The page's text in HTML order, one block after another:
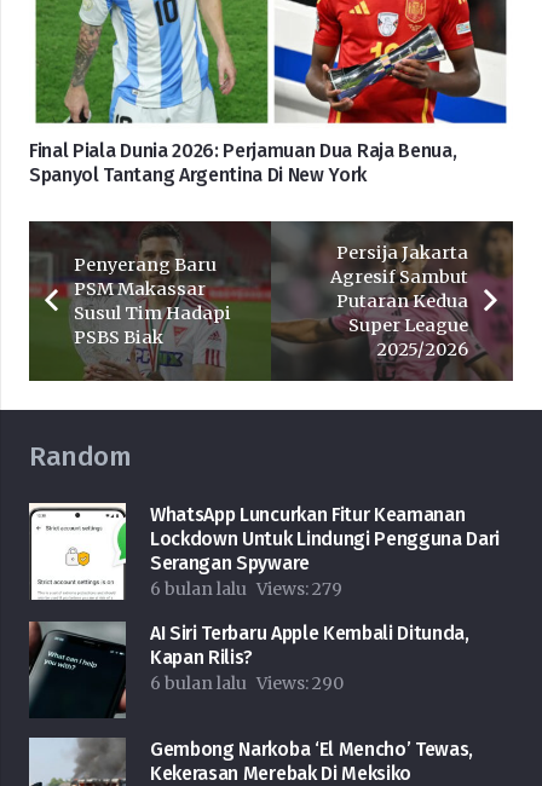
Final Piala Dunia 2026: Perjamuan Dua Raja Benua,
Spanyol Tantang Argentina Di New York
Penyerang Baru
PSM Makassar
Susul Tim Hadapi
PSBS Biak
Persija Jakarta
Agresif Sambut
Putaran Kedua
Super League
2025/2026
Random
WhatsApp Luncurkan Fitur Keamanan
Lockdown Untuk Lindungi Pengguna Dari
Serangan Spyware
6 bulan lalu Views:279
AI Siri Terbaru Apple Kembali Ditunda,
Kapan Rilis?
6 bulan lalu Views:290
Gembong Narkoba ‘El Mencho’ Tewas,
Kekerasan Merebak Di Meksiko